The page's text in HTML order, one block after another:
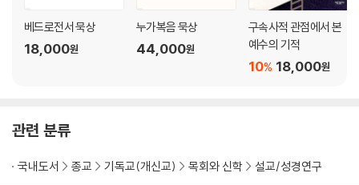
베드로전서 묵상
18,000원
누가복음 묵상
44,000원
구속사적 관점에서 본
예수의 기적
18,000원
10%
관련 분류
국내도서 종교 기독교(개신교) 목회와 신학 설교/성경연구